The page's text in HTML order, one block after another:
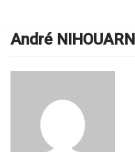
au
contenu
André NIHOUARN